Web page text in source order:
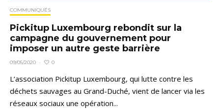
COMMUNIQUÉS
Pickitup Luxembourg rebondit sur la
campagne du gouvernement pour
imposer un autre geste barrière
09/05/2020 · 0
L’association Pickitup Luxembourg, qui lutte contre les
déchets sauvages au Grand-Duché, vient de lancer via les
réseaux sociaux une opération...